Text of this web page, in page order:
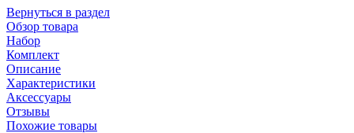
Вернуться в раздел
Обзор товара
Набор
Комплект
Описание
Характеристики
Аксессуары
Отзывы
Похожие товары